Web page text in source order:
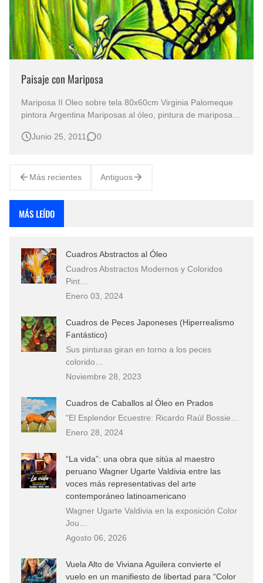
Paisaje con Mariposa
Mariposa II Oleo sobre tela 80x60cm Virginia Palomeque
pintora Argentina Mariposas al óleo, pintura de mariposas
Piacentino La Mariposa y la Diversidad Artística de una
Junio 25, 2011 0
Más recientes Antiguos
MÁS LEÍDO
Cuadros Abstractos al Óleo
Cuadros Abstractos Modernos y Coloridos
Pint…
Enero 03, 2024
Cuadros de Peces Japoneses (Hiperrealismo
Fantástico)
Sus pinturas giran en torno a los peces
colorido…
Noviembre 28, 2023
Cuadros de Caballos al Óleo en Prados
"El Esplendor Ecuestre: Ricardo Raúl Bossie…
Enero 28, 2024
“La vida”: una obra que sitúa al maestro
peruano Wagner Ugarte Valdivia entre las
voces más representativas del arte
contemporáneo latinoamericano
Wagner Ugarte Valdivia en la exposición Color
Jou…
Agosto 06, 2026
Vuela Alto de Viviana Aguilera convierte el
vuelo en un manifiesto de libertad para “Color